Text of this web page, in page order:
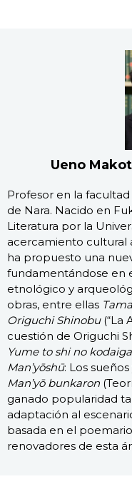
Ueno
Profesor en la
de Nara. Nacido en
Literatura por la
acercamiento cultural
ha propuesto una
fundamentándose en
etnológico y
obras, entre ellas
Origuchi Shinobu(“La
cuestión de Origuchi
Yume to shi no
Man’yōshū: Los
Man’yō bunkaron
ganado popularidad
adaptación al
basada en el
renovadores de esta